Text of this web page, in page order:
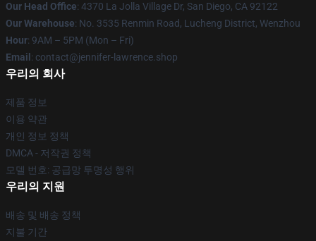
Our Head Office: 4370 La Jolla Village Dr, San Diego, CA 92122
Our Warehouse: No. 3535 Renmin Road, Lucheng District, Wenzhou
Hour: 9AM – 5PM (Mon – Fri)
Email : contact@jennifer-lawrence.shop
우리의 회사
제품 정보
이용 약관
개인 정보 정책
DMCA - 저작권 정책
모델 번호: 공급망 투명성 행위
우리의 지원
배송 및 배송 정책
지불 기간